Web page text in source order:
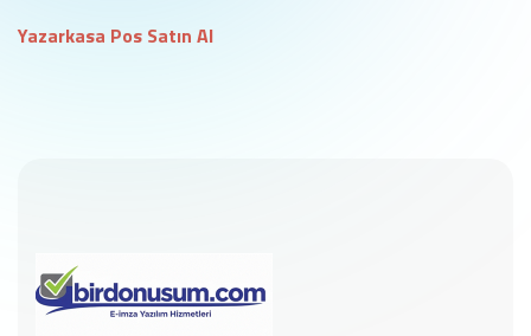
Yazarkasa Pos Satın Al